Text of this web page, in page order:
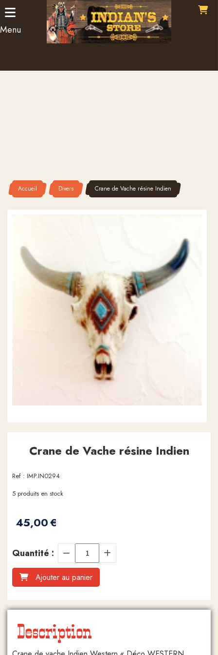
Menu
Accueil Divers Crane de Vache résine Indien
Crane de Vache résine Indien
Ref : IMP.IN0294
45,00€
5 produits en stock
Quantité :
Ajouter au panier
Description
Panneau de gestion des cookies